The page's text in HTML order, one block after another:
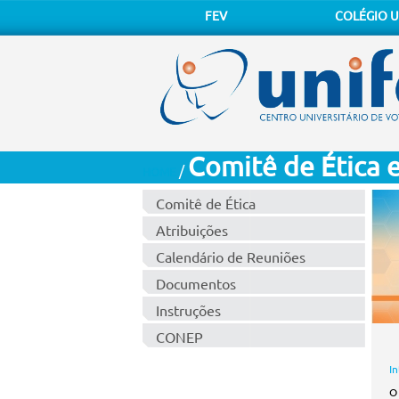
FEV COLÉGIO
/ Comitê de Ética
Comitê de Ética
Atribuições
Calendário de Reuniões
Documentos
Instruções
CONEP